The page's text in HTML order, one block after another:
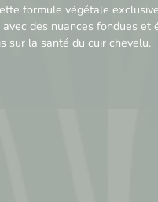
formule végétale
des nuances fondues et
sur la santé du cuir chevelu.